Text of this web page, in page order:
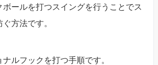
ボールを打つスイングを行うことでス
方法です。
ルフックを打つ手順です。